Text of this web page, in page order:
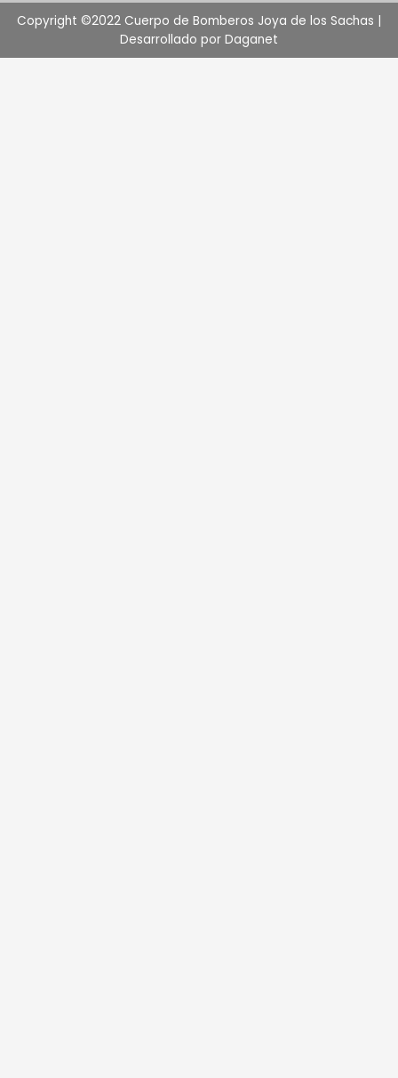
Copyright ©2022 Cuerpo de Bomberos Joya de los Sachas |
Desarrollado por Daganet